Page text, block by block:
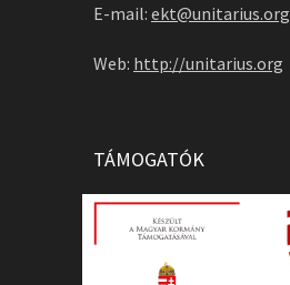
E-mail: ekt@unitarius.org
Web: http://unitarius.org
TÁMOGATÓK